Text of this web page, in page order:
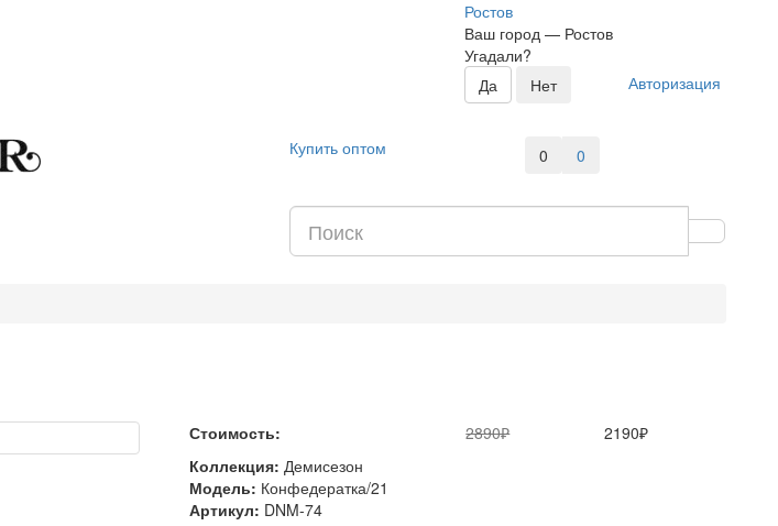
Ростов
Ваш город — Ростов
Угадали?
Авторизация
Купить оптом 0 0
Стоимость: 2890₽
2190₽
Коллекция: Демисезон
Модель: Конфедератка/21
Артикул: DNM-74